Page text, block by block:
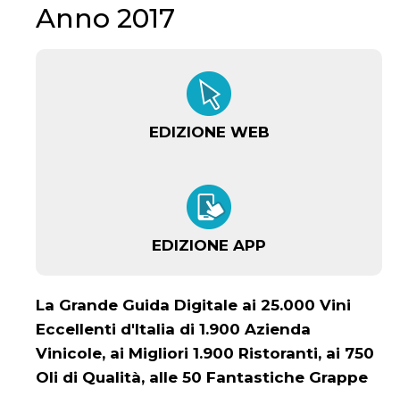
Anno 2017
EDIZIONE WEB
EDIZIONE APP
La Grande Guida Digitale ai 25.000 Vini
Eccellenti d'Italia di 1.900 Azienda
Vinicole, ai Migliori 1.900 Ristoranti, ai 750
Oli di Qualità, alle 50 Fantastiche Grappe